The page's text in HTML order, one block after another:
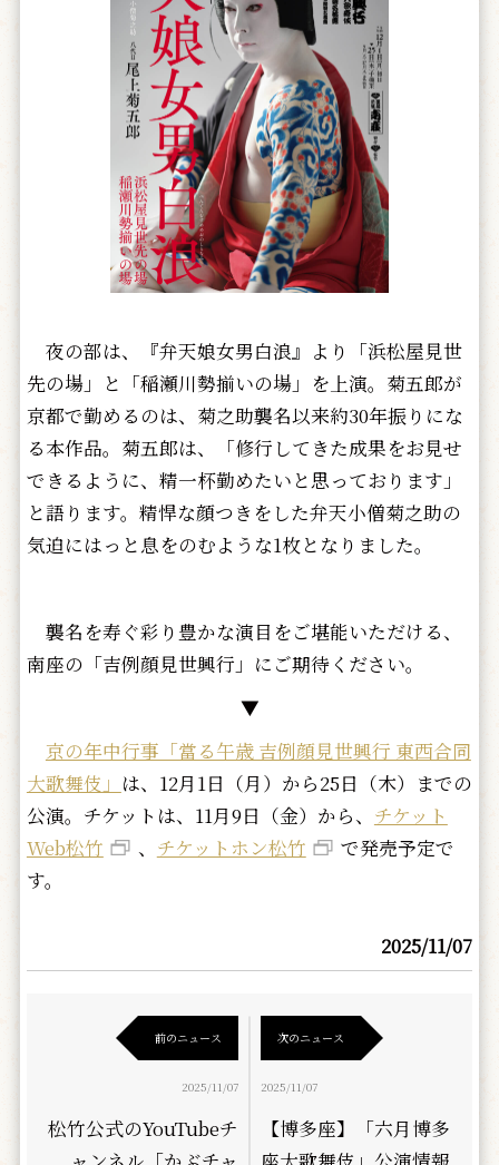
夜の部は、『弁天娘女男白浪』より「浜松屋見世
先の場」と「稲瀬川勢揃いの場」を上演。菊五郎が
京都で勤めるのは、菊之助襲名以来約30年振りにな
る本作品。菊五郎は、「修行してきた成果をお見せ
できるように、精一杯勤めたいと思っております」
と語ります。精悍な顔つきをした弁天小僧菊之助の
気迫にはっと息をのむような1枚となりました。
襲名を寿ぐ彩り豊かな演目をご堪能いただける、
南座の「吉例顔見世興行」にご期待ください。
▼
京の年中行事「當る午歳 吉例顔見世興行 東西合同
大歌舞伎」 は、12月1日（月）から25日（木）までの
公演。チケットは、11月9日（金）から、 チケット
Web松竹
、 チケットホン松竹
で発売予定で
す。
2025/11/07
前のニュース
2025/11/07
松竹公式のYouTubeチ
次のニュース
2025/11/07
【博多座】「六月博多